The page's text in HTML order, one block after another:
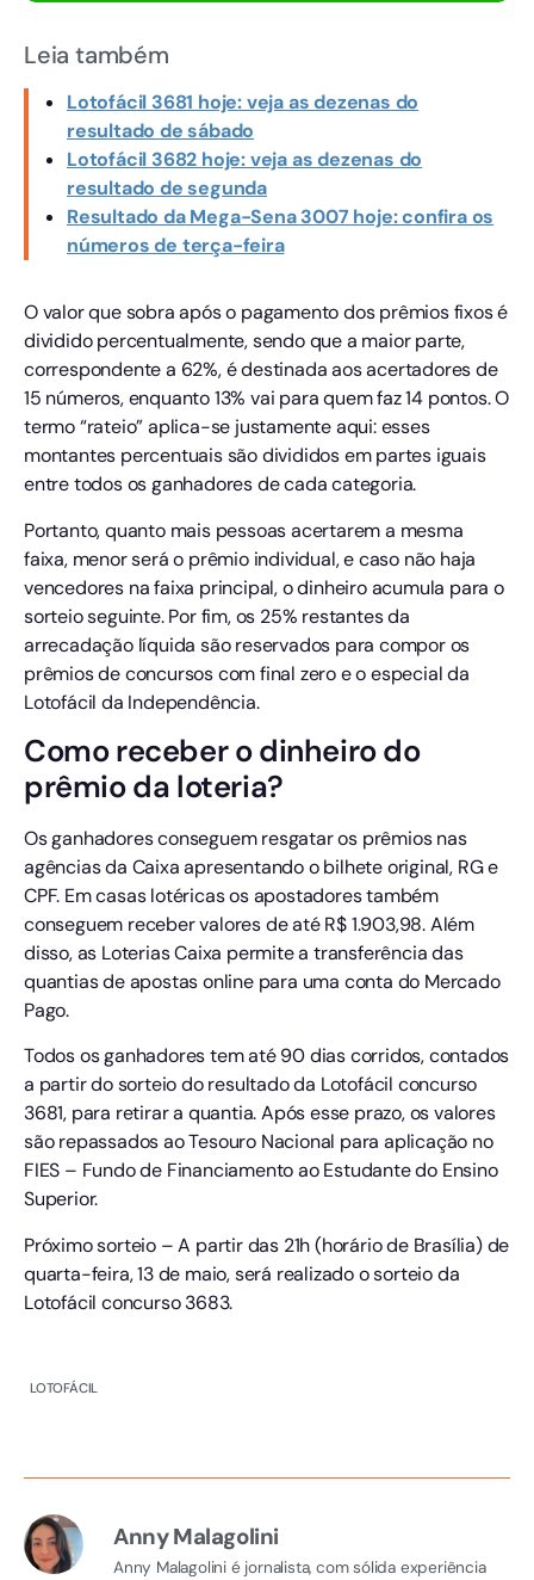
Leia também
Lotofácil 3681 hoje: veja as dezenas do
resultado de sábado
Lotofácil 3682 hoje: veja as dezenas do
resultado de segunda
Resultado da Mega-Sena 3007 hoje: confira os
números de terça-feira
O valor que sobra após o pagamento dos prêmios fixos é
dividido percentualmente, sendo que a maior parte,
correspondente a 62%, é destinada aos acertadores de
15 números, enquanto 13% vai para quem faz 14 pontos. O
termo “rateio” aplica-se justamente aqui: esses
montantes percentuais são divididos em partes iguais
entre todos os ganhadores de cada categoria.
Portanto, quanto mais pessoas acertarem a mesma
faixa, menor será o prêmio individual, e caso não haja
vencedores na faixa principal, o dinheiro acumula para o
sorteio seguinte. Por fim, os 25% restantes da
arrecadação líquida são reservados para compor os
prêmios de concursos com final zero e o especial da
Lotofácil da Independência.
Como receber o dinheiro do
prêmio da loteria?
Os ganhadores conseguem resgatar os prêmios nas
agências da Caixa apresentando o bilhete original, RG e
CPF. Em casas lotéricas os apostadores também
conseguem receber valores de até R$ 1.903,98. Além
disso, as Loterias Caixa permite a transferência das
quantias de apostas online para uma conta do Mercado
Pago.
Todos os ganhadores tem até 90 dias corridos, contados
a partir do sorteio do resultado da Lotofácil concurso
3681, para retirar a quantia. Após esse prazo, os valores
são repassados ao Tesouro Nacional para aplicação no
FIES – Fundo de Financiamento ao Estudante do Ensino
Superior.
Próximo sorteio – A partir das 21h (horário de Brasília) de
quarta-feira, 13 de maio, será realizado o sorteio da
Lotofácil concurso 3683.
LOTOFÁCIL
Anny Malagolini
Anny Malagolini é jornalista, com sólida experiência